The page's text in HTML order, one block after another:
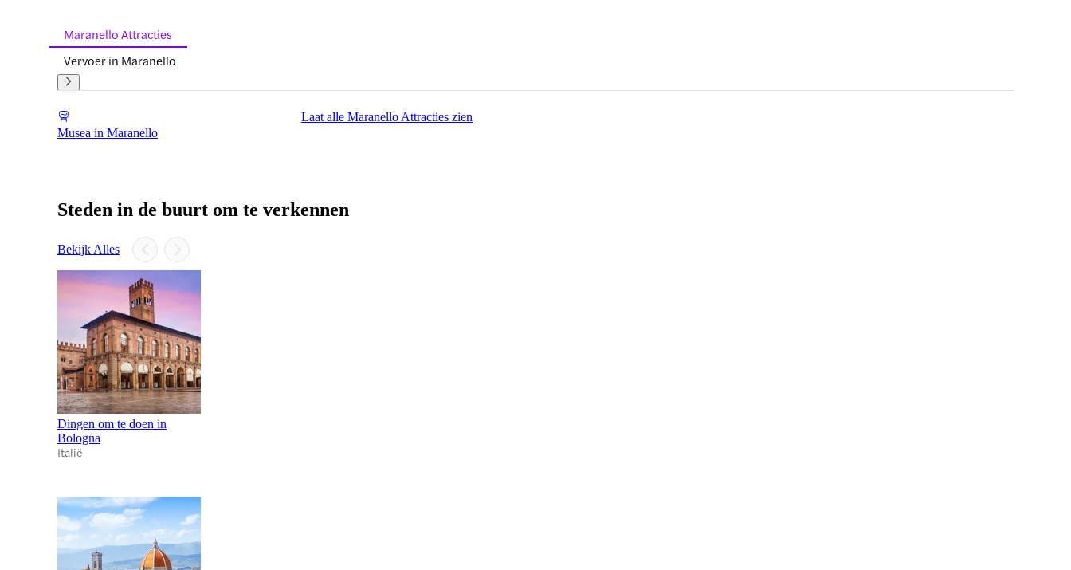
Maranello Attracties
Vervoer in Maranello
Musea in Maranello
Laat alle Maranello Attracties zien
Steden in de buurt om te verkennen
Bekijk Alles
Dingen om te doen in
Bologna
Italië